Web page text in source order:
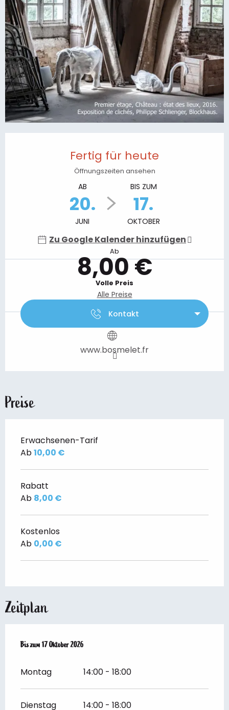
Fertig für heute
Öffnungszeiten ansehen
AB
20.
JUNI
BIS ZUM
17.
OKTOBER
Zu Google Kalender hinzufügen
Ab
8,00 €
Volle Preis
Alle Preise
Kontakt
www.bosmelet.fr
Preise
Erwachsenen-Tarif
Ab10,00 €
Rabatt
Ab 8,00 €
Kostenlos
Ab 0,00 €
Zeitplan
vom20 Juni 2026bis zum
Bis zum17 Oktober 2026
Montag 14:00 - 18:00
Dienstag 14:00 - 18:00